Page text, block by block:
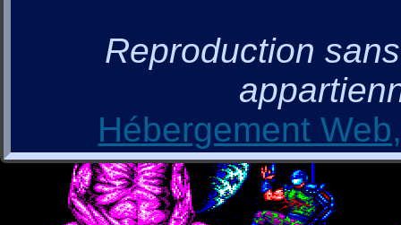
Reproduction
Hébergement